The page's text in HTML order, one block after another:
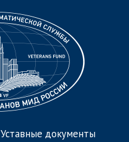
Уставные документы